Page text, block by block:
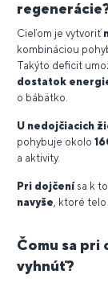
Cieľom je vytvoriť
kombináciou
Takýto deficit
dostatok
o bábätko.
U nedojčiacich
pohybuje okolo
a aktivity.
Pri dojčenísa k
navyše , ktoré
Čomu sa
vyhnúť?